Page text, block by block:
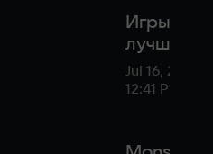
Игры с
лучшими
Jul 16, 2026,
12:41 PM